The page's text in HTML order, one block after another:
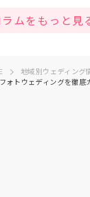
ラムをもっと見
地域別ウェディング
ォトウェディングを徹底